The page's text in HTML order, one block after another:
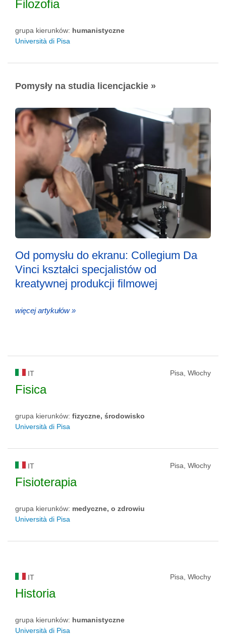
Filozofia
grupa kierunków: humanistyczne
Università di Pisa
Pomysły na studia licencjackie »
Od pomysłu do ekranu: Collegium Da
Vinci kształci specjalistów od
kreatywnej produkcji filmowej
więcej artykułów »
IT Pisa, Włochy
Fisica
grupa kierunków: fizyczne, środowisko
Università di Pisa
IT Pisa, Włochy
Fisioterapia
grupa kierunków: medyczne, o zdrowiu
Università di Pisa
IT Pisa, Włochy
Historia
grupa kierunków: humanistyczne
Università di Pisa